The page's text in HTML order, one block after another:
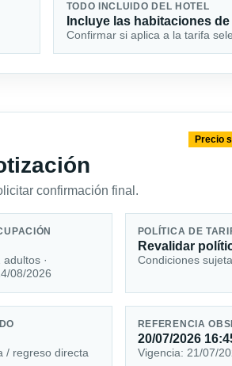
TODO INCLUIDO DEL HOTEL
Incluye las habitaciones
Confirmar si aplica a la tarifa
confirmación final.
Precio
·
08/2026
POLÍTICA DE
Revalidar
Condiciones
/ regreso directa
REFERENCIA
20/07/2026
Vigencia: 21/07/